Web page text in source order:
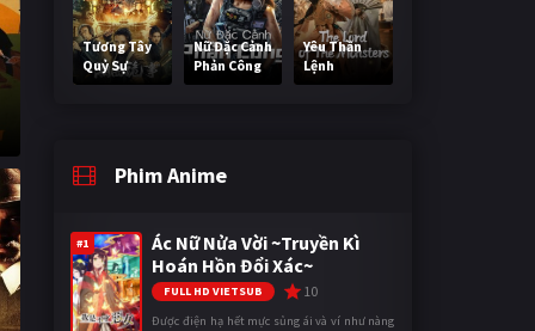
Tương Tây
Quỷ Sự
Nữ Đặc Cảnh
Phản Công
Yêu Thần
Lệnh
Phim Anime
#1
Ác Nữ Nửa Vời ~Truyền Kì
Hoán Hồn Đổi Xác~
FULL HD VIETSUB 10
Được điện hạ hết mực sủng ái và ví như nàng